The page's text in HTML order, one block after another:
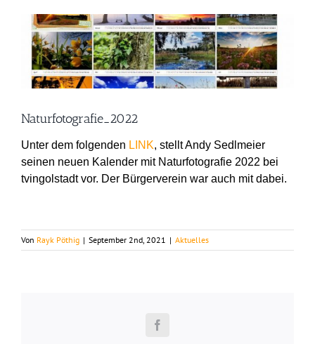
Zeige
grösseres
Bild
Naturfotografie_2022
Unter dem folgenden LINK, stellt Andy Sedlmeier
seinen neuen Kalender mit Naturfotografie 2022 bei
tvingolstadt vor. Der Bürgerverein war auch mit dabei.
Von Rayk Pöthig | September 2nd, 2021 | Aktuelles
Facebook